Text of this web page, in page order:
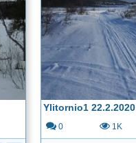
Ylitornio1 22.2.2020
0 1K